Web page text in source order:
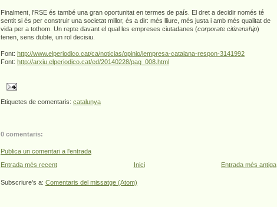
Finalment, l'RSE és també una gran oportunitat en termes de país. El dret a decidir només té
sentit si és per construir una societat millor, és a dir: més lliure, més justa i amb més qualitat de
vida per a tothom. Un repte davant el qual les empreses ciutadanes (corporate citizenship)
tenen, sens dubte, un rol decisiu.
Font: http://www.elperiodico.cat/ca/noticias/opinio/lempresa-catalana-respon-3141992
Font: http://arxiu.elperiodico.cat/ed/20140228/pag_008.html
Etiquetes de comentaris: catalunya
0 comentaris:
Publica un comentari a l'entrada
Entrada més recent
Entrada més antiga
Inici
Subscriure's a: Comentaris del missatge (Atom)